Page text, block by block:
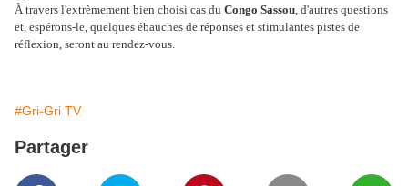
À travers l'extrèmement bien choisi cas du Congo Sassou, d'autres questions
et, espérons-le, quelques ébauches de réponses et stimulantes pistes de
réflexion, seront au rendez-vous.
#Gri-Gri TV
Partager